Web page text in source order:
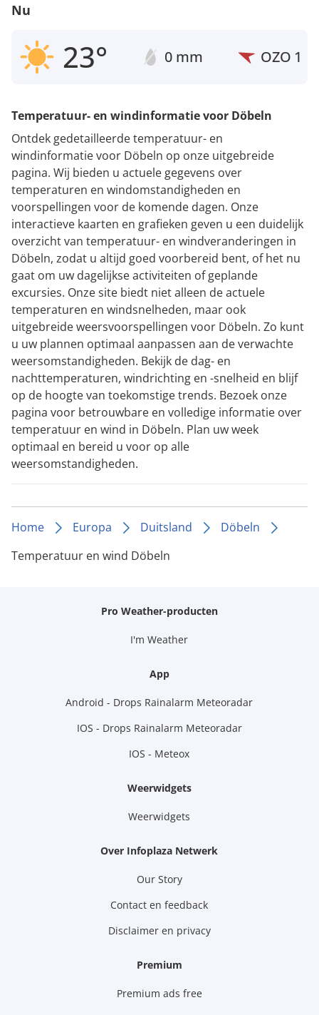
Nu
23° 0 mm OZO 1
Temperatuur- en windinformatie voor Döbeln
Ontdek gedetailleerde temperatuur- en
windinformatie voor Döbeln op onze uitgebreide
pagina. Wij bieden u actuele gegevens over
temperaturen en windomstandigheden en
voorspellingen voor de komende dagen. Onze
interactieve kaarten en grafieken geven u een duidelijk
overzicht van temperatuur- en windveranderingen in
Döbeln, zodat u altijd goed voorbereid bent, of het nu
gaat om uw dagelijkse activiteiten of geplande
excursies. Onze site biedt niet alleen de actuele
temperaturen en windsnelheden, maar ook
uitgebreide weersvoorspellingen voor Döbeln. Zo kunt
u uw plannen optimaal aanpassen aan de verwachte
weersomstandigheden. Bekijk de dag- en
nachttemperaturen, windrichting en -snelheid en blijf
op de hoogte van toekomstige trends. Bezoek onze
pagina voor betrouwbare en volledige informatie over
temperatuur en wind in Döbeln. Plan uw week
optimaal en bereid u voor op alle
weersomstandigheden.
Home Europa Duitsland
Döbeln
Temperatuur en wind Döbeln
Pro Weather-producten
I'm Weather
App
Android - Drops Rainalarm Meteoradar
IOS - Drops Rainalarm Meteoradar
IOS - Meteox
Weerwidgets
Weerwidgets
Over Infoplaza Netwerk
Our Story
Contact en feedback
Disclaimer en privacy
Premium
Premium ads free